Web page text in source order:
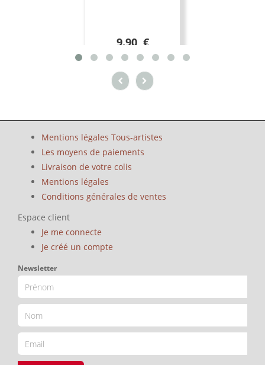
9.90 €
Mentions légales Tous-artistes
Les moyens de paiements
Livraison de votre colis
Mentions légales
Conditions générales de ventes
Espace client
Je me connecte
Je créé un compte
Newsletter